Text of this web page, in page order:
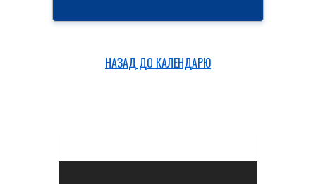
НАЗАД ДО КАЛЕНДАРЮ